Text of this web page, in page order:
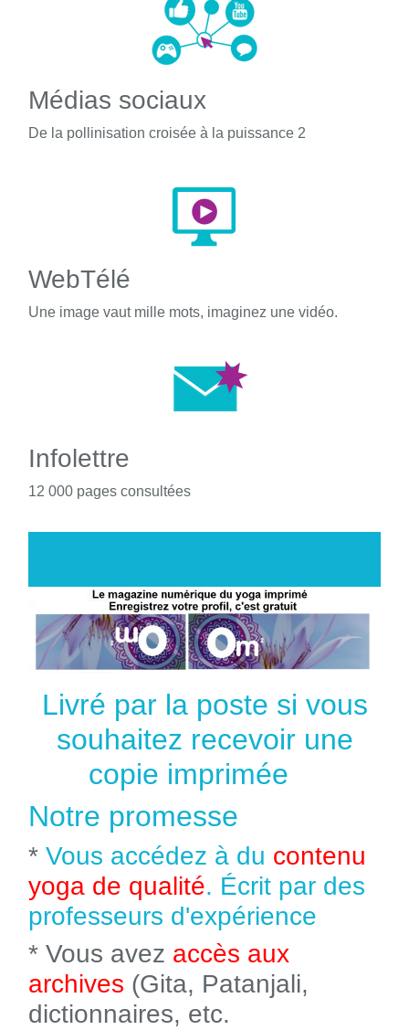
Médias sociaux
De la pollinisation croisée à la puissance 2
WebTélé
Une image vaut mille mots, imaginez une vidéo.
Infolettre
12 000 pages consultées
Livré par la poste si vous
souhaitez recevoir une
copie imprimée
Notre promesse
* Vous accédez à du contenu
yoga de qualité. Écrit par des
professeurs d'expérience
* Vous avez accès aux
archives (Gita, Patanjali,
dictionnaires, etc.